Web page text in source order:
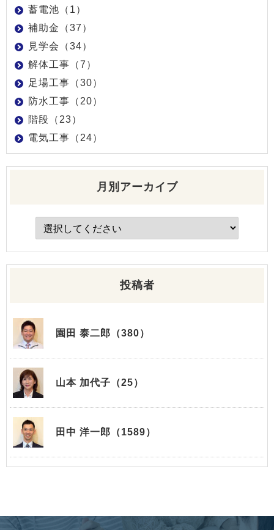
蓄電池（1）
補助金（37）
見学会（34）
解体工事（7）
足場工事（30）
防水工事（20）
階段（23）
電気工事（24）
月別アーカイブ
投稿者
園田 泰二郎（380）
山本 加代子（25）
田中 洋一郎（1589）